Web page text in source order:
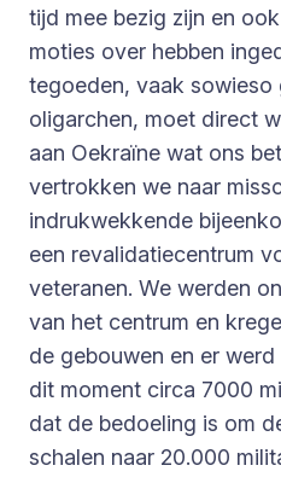
tijd mee bezig zijn en
moties over hebben
tegoeden, vaak sowieso
oligarchen, moet direct
aan Oekraïne wat ons
vertrokken we naar
indrukwekkende
een revalidatiecentrum
veteranen. We werden
van het centrum en
de gebouwen en er
dit moment circa 7000
dat de bedoeling is om
schalen naar 20.000